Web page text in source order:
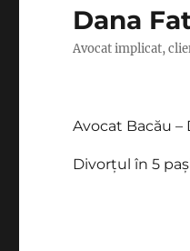
Dana
Avocat implicat,
Avocat Bacău –
Divorțul în 5